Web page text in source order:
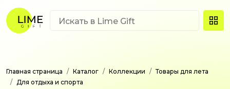
Главная страница Каталог Коллекции
Товары для лета
Для отдыха и спорта